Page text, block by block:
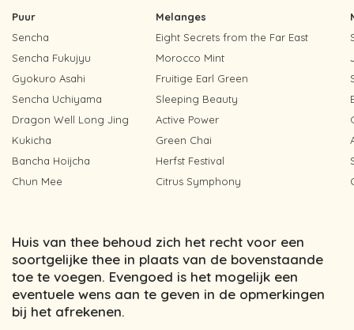
Puur Melanges
Sencha
Eight Secrets from the Far East
Sencha Fukujyu
Morocco Mint
Gyokuro Asahi
Fruitige Earl Green
Sencha Uchiyama
Sleeping Beauty
Dragon Well Long Jing
Active Power
Kukicha
Green Chai
Bancha Hoijcha
Herfst Festival
Chun Mee
Citrus Symphony
Huis van thee behoud zich het recht voor een
soortgelijke thee in plaats van de bovenstaande
toe te voegen. Evengoed is het mogelijk een
eventuele wens aan te geven in de opmerkingen
bij het afrekenen.